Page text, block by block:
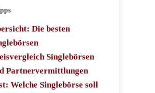
Die besten
Singlebörsen
Partnervermittlungen
Welche Singlebörse soll